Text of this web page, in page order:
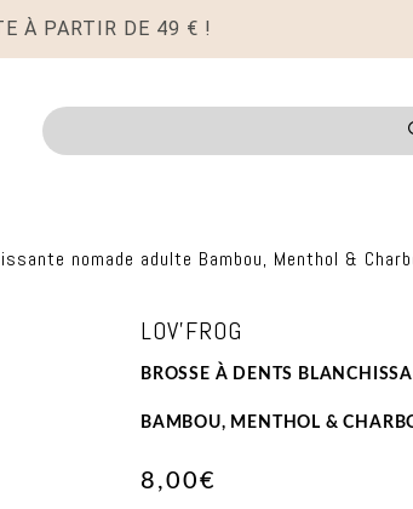
À PARTIR DE 49 € !
Recherche
nomade adulte Bambou, Menthol &
LOV'FROG
BROSSE À DENTS
BAMBOU, MENTHOL &
8,00€